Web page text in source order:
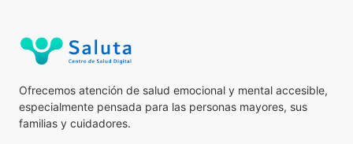
Ofrecemos atención de salud emocional y mental accesible,
especialmente pensada para las personas mayores, sus
familias y cuidadores.